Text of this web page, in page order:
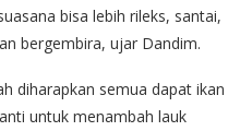
bisa lebih rileks, santai,
bergembira, ujar Dandim.
diharapkan semua dapat ikan
untuk menambah lauk